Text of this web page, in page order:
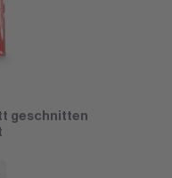
geschnitten